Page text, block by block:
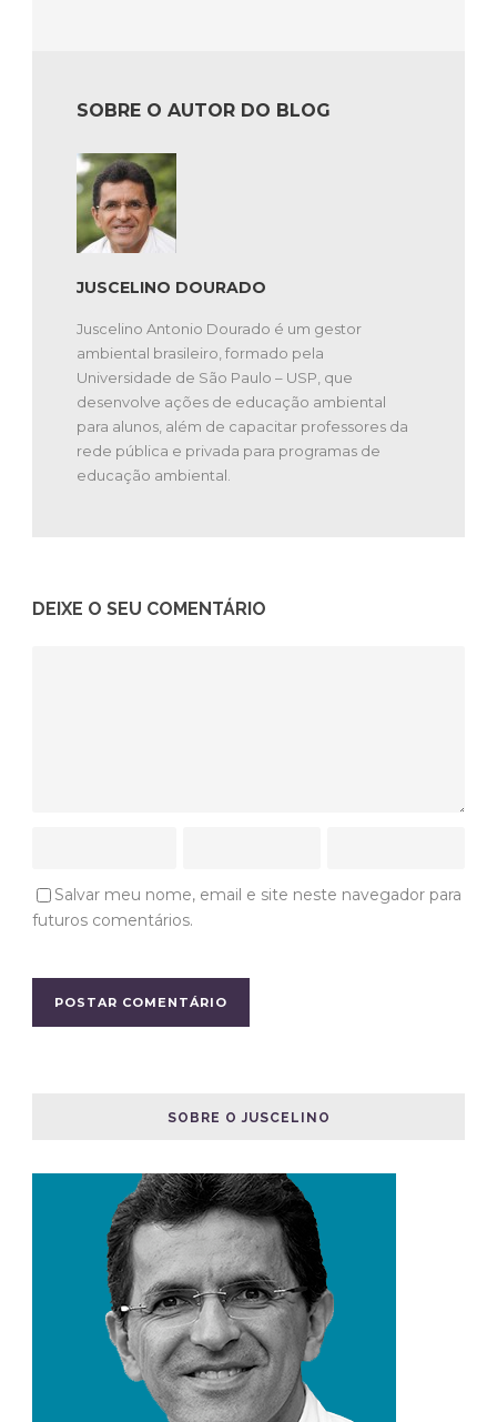
SOBRE O AUTOR DO BLOG
JUSCELINO DOURADO
Juscelino Antonio Dourado é um gestor
ambiental brasileiro, formado pela
Universidade de São Paulo – USP, que
desenvolve ações de educação ambiental
para alunos, além de capacitar professores da
rede pública e privada para programas de
educação ambiental.
DEIXE O SEU COMENTÁRIO
Salvar meu nome, email e site neste navegador para
futuros comentários.
SOBRE O JUSCELINO